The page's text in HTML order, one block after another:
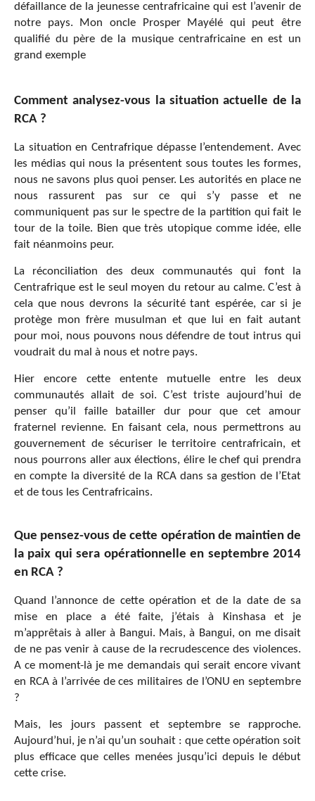
défaillance de la jeunesse centrafricaine qui est l’avenir de
notre pays. Mon oncle Prosper Mayélé qui peut être
qualifié du père de la musique centrafricaine en est un
grand exemple
Comment analysez-vous la situation actuelle de la
RCA ?
La situation en Centrafrique dépasse l’entendement. Avec
les médias qui nous la présentent sous toutes les formes,
nous ne savons plus quoi penser. Les autorités en place ne
nous rassurent pas sur ce qui s’y passe et ne
communiquent pas sur le spectre de la partition qui fait le
tour de la toile. Bien que très utopique comme idée, elle
fait néanmoins peur.
La réconciliation des deux communautés qui font la
Centrafrique est le seul moyen du retour au calme. C’est à
cela que nous devrons la sécurité tant espérée, car si je
protège mon frère musulman et que lui en fait autant
pour moi, nous pouvons nous défendre de tout intrus qui
voudrait du mal à nous et notre pays.
Hier encore cette entente mutuelle entre les deux
communautés allait de soi. C’est triste aujourd’hui de
penser qu’il faille batailler dur pour que cet amour
fraternel revienne. En faisant cela, nous permettrons au
gouvernement de sécuriser le territoire centrafricain, et
nous pourrons aller aux élections, élire le chef qui prendra
en compte la diversité de la RCA dans sa gestion de l’Etat
et de tous les Centrafricains.
Que pensez-vous de cette opération de maintien de
la paix qui sera opérationnelle en septembre 2014
en RCA ?
Quand l’annonce de cette opération et de la date de sa
mise en place a été faite, j’étais à Kinshasa et je
m’apprêtais à aller à Bangui. Mais, à Bangui, on me disait
de ne pas venir à cause de la recrudescence des violences.
A ce moment-là je me demandais qui serait encore vivant
en RCA à l’arrivée de ces militaires de l’ONU en septembre
?
Mais, les jours passent et septembre se rapproche.
Aujourd’hui, je n’ai qu’un souhait : que cette opération soit
plus efficace que celles menées jusqu’ici depuis le début
cette crise.